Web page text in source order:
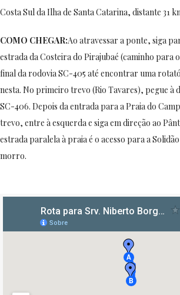
Costa Sul da Ilha de Santa Catarina, distante 31
COMO CHEGAR:Ao atravessar a ponte, siga
estrada da Costeira do Pirajubaé (caminho para
final da rodovia SC-405 até encontrar uma
nesta. No primeiro trevo (Rio Tavares), pegue à
SC-406. Depois da entrada para a Praia do
trevo, entre à esquerda e siga em direção ao
estrada paralela à praia é o acesso para a
morro.